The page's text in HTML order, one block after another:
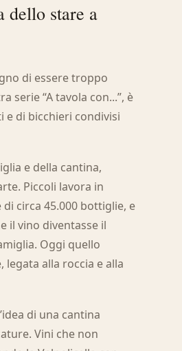
dello stare a
di essere troppo
serie “A tavola con...”, è
e di bicchieri condivisi
e della cantina,
Piccoli lavora in
circa 45.000 bottiglie, e
il vino diventasse il
Oggi quello
alla roccia e alla
di una cantina
Vini che non